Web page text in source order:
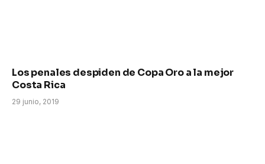
Los penales despiden de Copa Oro a la mejor
Costa Rica
29 junio, 2019